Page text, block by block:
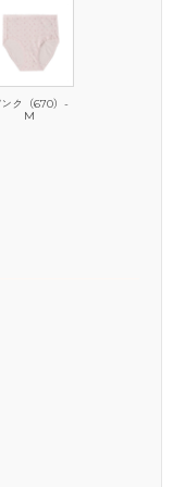
ンク（670）-
M